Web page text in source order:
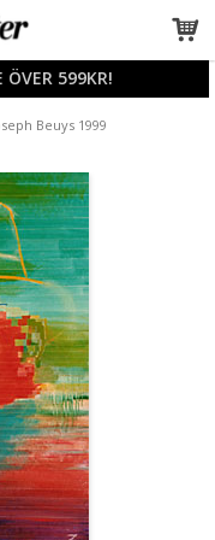
ÖVER 599KR!
Beuys 1999